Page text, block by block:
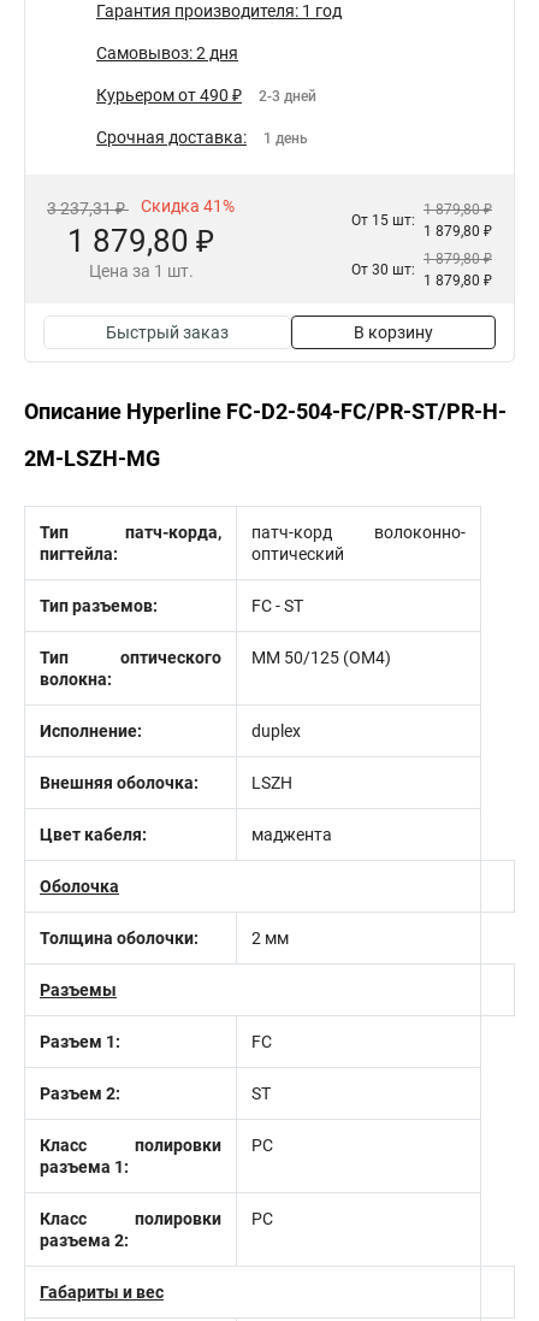
Гарантия производителя: 1 год
Самовывоз: 2 дня
Курьером от 490 ₽ 2-3 дней
Срочная доставка: 1 день
3 237,31 ₽ Скидка 41%
1 879,80 ₽
Цена за 1 шт.
От 15 шт:
1 879,80 ₽
1 879,80 ₽
От 30 шт:
1 879,80 ₽
1 879,80 ₽
Быстрый заказ В корзину
Описание Hyperline FC-D2-504-FC/PR-ST/PR-H-
2M-LSZH-MG
Тип патч-корда,
пигтейла:
патч-корд волоконно-
оптический
Тип разъемов: FC - ST
Тип оптического
волокна:
MM 50/125 (OM4)
Исполнение: duplex
Внешняя оболочка: LSZH
Цвет кабеля: маджента
Оболочка
Толщина оболочки: 2 мм
Разъемы
Разъем 1: FC
Разъем 2: ST
Класс полировки
разъема 1:
PC
Класс полировки
разъема 2:
PC
Габариты и вес